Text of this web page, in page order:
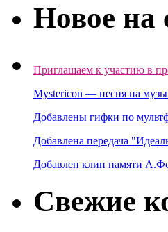
Новое на
Приглашаем к участию в
Mystericon — песня на
Добавлены гифки по
Добавлена передача
Добавлен клип памяти
Свежие